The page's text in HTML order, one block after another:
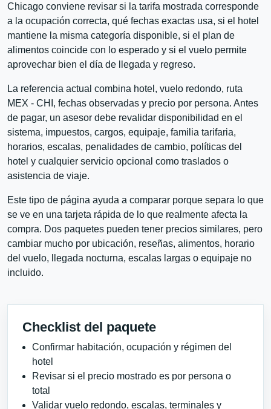
Chicago conviene revisar si la tarifa mostrada corresponde
a la ocupación correcta, qué fechas exactas usa, si el hotel
mantiene la misma categoría disponible, si el plan de
alimentos coincide con lo esperado y si el vuelo permite
aprovechar bien el día de llegada y regreso.
La referencia actual combina hotel, vuelo redondo, ruta
MEX - CHI, fechas observadas y precio por persona. Antes
de pagar, un asesor debe revalidar disponibilidad en el
sistema, impuestos, cargos, equipaje, familia tarifaria,
horarios, escalas, penalidades de cambio, políticas del
hotel y cualquier servicio opcional como traslados o
asistencia de viaje.
Este tipo de página ayuda a comparar porque separa lo que
se ve en una tarjeta rápida de lo que realmente afecta la
compra. Dos paquetes pueden tener precios similares, pero
cambiar mucho por ubicación, reseñas, alimentos, horario
del vuelo, llegada nocturna, escalas largas o equipaje no
incluido.
Checklist del paquete
Confirmar habitación, ocupación y régimen del
hotel
Revisar si el precio mostrado es por persona o
total
Validar vuelo redondo, escalas, terminales y